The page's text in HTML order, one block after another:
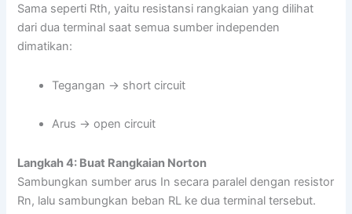
Sama seperti Rth, yaitu resistansi rangkaian yang dilihat
dari dua terminal saat semua sumber independen
dimatikan:
Tegangan → short circuit
Arus → open circuit
Langkah 4: Buat Rangkaian Norton
Sambungkan sumber arus In secara paralel dengan resistor
Rn, lalu sambungkan beban RL ke dua terminal tersebut.